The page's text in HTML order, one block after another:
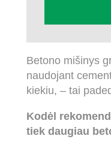
Betono mišinys
naudojant
kiekiu, – tai
Kodėl
tiek daugiau